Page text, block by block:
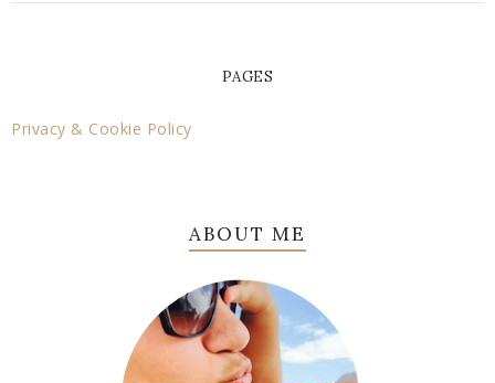
PAGES
Privacy & Cookie Policy
ABOUT ME